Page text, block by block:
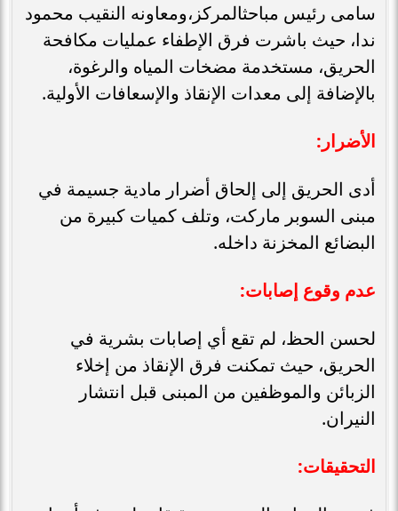
سامى رئيس مباحثالمركز،ومعاونه النقيب محمود
ندا، حيث باشرت فرق الإطفاء عمليات مكافحة
الحريق، مستخدمة مضخات المياه والرغوة،
بالإضافة إلى معدات الإنقاذ والإسعافات الأولية.
الأضرار:
أدى الحريق إلى إلحاق أضرار مادية جسيمة في
مبنى السوبر ماركت، وتلف كميات كبيرة من
البضائع المخزنة داخله.
عدم وقوع إصابات:
لحسن الحظ، لم تقع أي إصابات بشرية في
الحريق، حيث تمكنت فرق الإنقاذ من إخلاء
الزبائن والموظفين من المبنى قبل انتشار
النيران.
التحقيقات: